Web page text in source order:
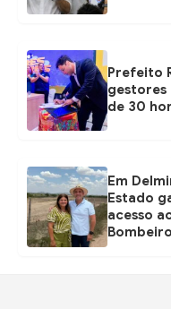
Prefeito
gestores
de 30
Em
Estado
acesso